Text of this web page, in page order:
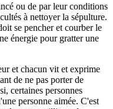
ou de par leur conditions
à nettoyer la sépulture.
se pencher et courber le
énergie pour gratter une
et chacun vit et exprime
de ne pas porter de
certaines personnes
personne aimée. C'est